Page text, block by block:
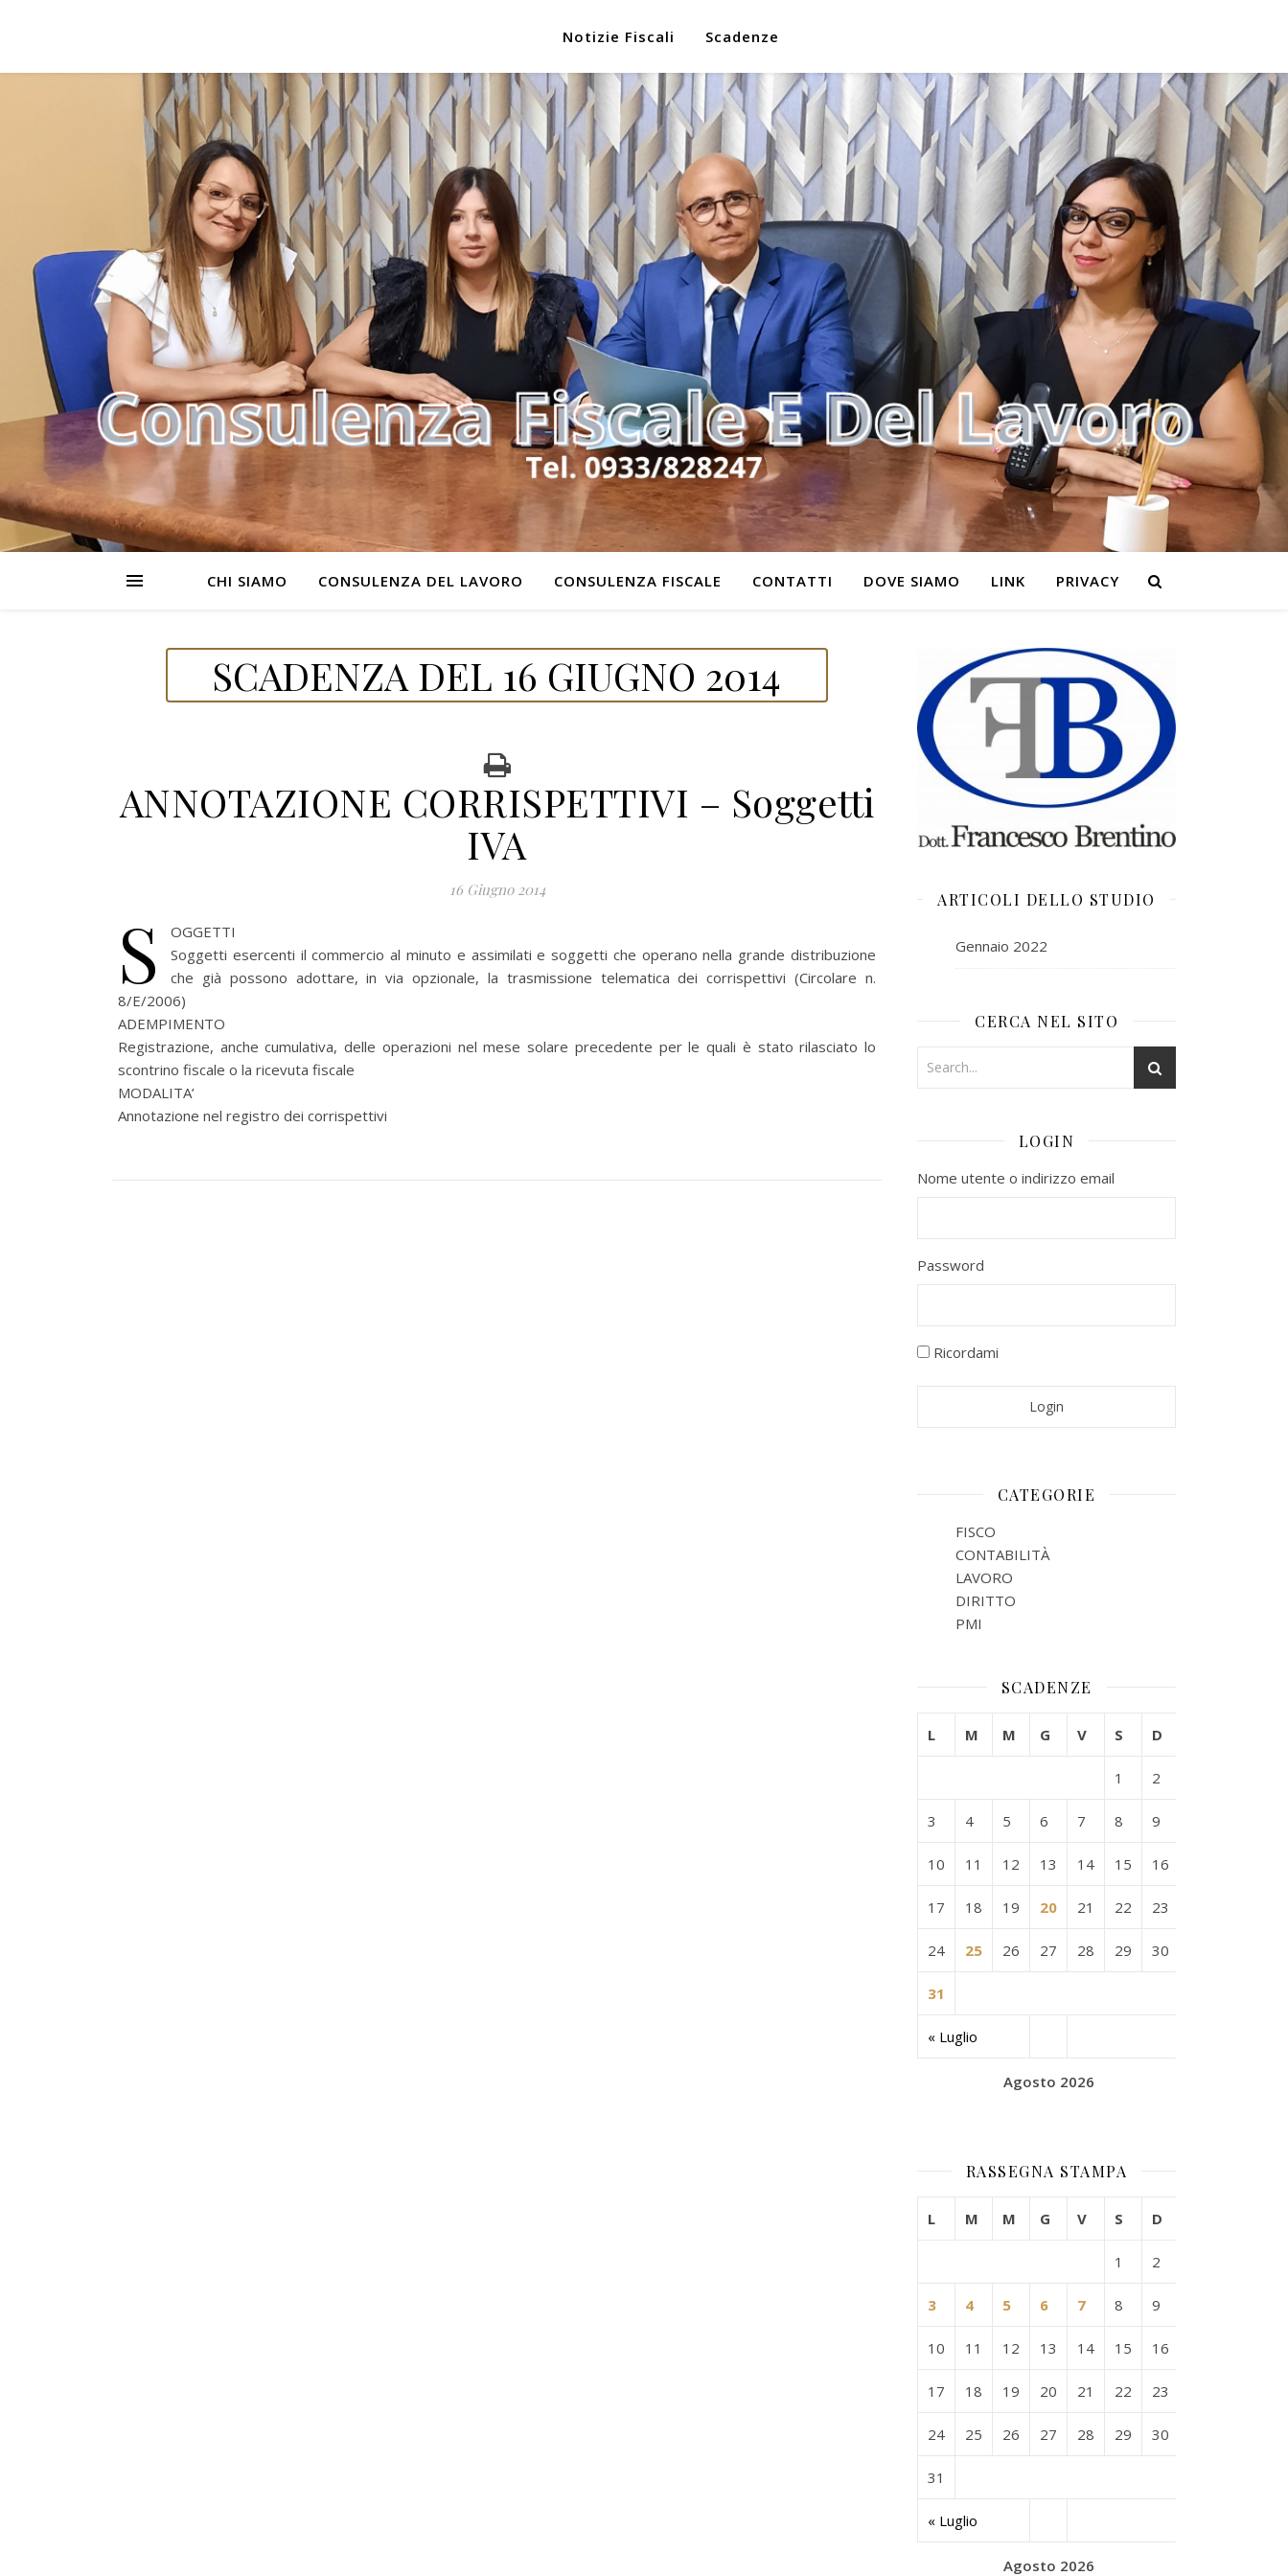
Notizie Fiscali Scadenze
CHI SIAMO CONSULENZA DEL LAVORO CONSULENZA FISCALE CONTATTI DOVE SIAMO LINK PRIVACY
SCADENZA DEL 16 GIUGNO 2014
ANNOTAZIONE CORRISPETTIVI – Soggetti
IVA
16 Giugno 2014
S
OGGETTI
Soggetti esercenti il commercio al minuto e assimilati e soggetti che operano nella grande distribuzione
che già possono adottare, in via opzionale, la trasmissione telematica dei corrispettivi (Circolare n.
8/E/2006)
ADEMPIMENTO
Registrazione, anche cumulativa, delle operazioni nel mese solare precedente per le quali è stato rilasciato lo
scontrino fiscale o la ricevuta fiscale
MODALITA’
Annotazione nel registro dei corrispettivi
ARTICOLI DELLO STUDIO
Gennaio 2022
CERCA NEL SITO
LOGIN
Nome utente o indirizzo email
Password
Ricordami
CATEGORIE
FISCO
CONTABILITÀ
LAVORO
DIRITTO
PMI
SCADENZE
Agosto 2026
L M M G V S D
« Luglio
1 2
3 4 5 6 7 8 9
10 11 12 13 14 15 16
17 18 19 20 21 22 23
24 25 26 27 28 29 30
31
RASSEGNA STAMPA
Agosto 2026
L M M G V S D
« Luglio
1 2
3 4 5 6 7 8 9
10 11 12 13 14 15 16
17 18 19 20 21 22 23
24 25 26 27 28 29 30
31